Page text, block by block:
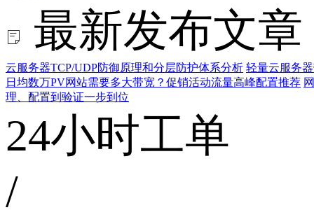
最新发布文章
云服务器TCP/UDP防御原理和分层防护体系分析 轻量云服务
日均数万PV网站需要多大带宽？促销活动流量高峰配置推荐
理、配置到验证一步到位
24小时工单
/